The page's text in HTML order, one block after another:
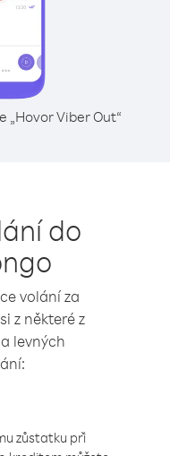
„Hovor Viber Out“
do
volání za
z některé z
levných
zůstatku při